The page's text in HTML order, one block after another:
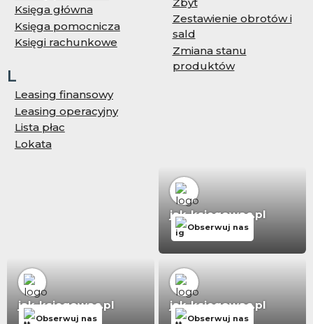
Księga główna
Księga pomocnicza
Księgi rachunkowe
L
Leasing finansowy
Leasing operacyjny
Lista płac
Lokata
Zestawienie obrotów i
sald
Zmiana stanu
produktów
jak-ksiegowac.pl
Obserwuj nas
jak-ksiegowac.pl
Obserwuj nas
jak-ksiegowac.pl
Obserwuj nas